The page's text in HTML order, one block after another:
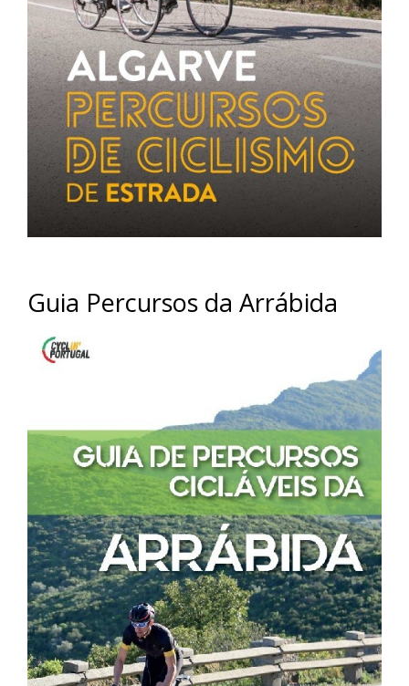
Guia Percursos da Arrábida